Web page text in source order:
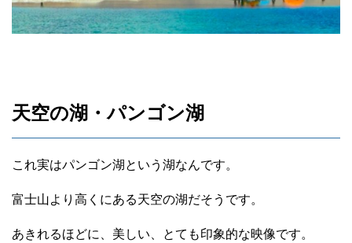
天空の湖・パンゴン湖
これ実はパンゴン湖という湖なんです。
富士山より高くにある天空の湖だそうです。
あきれるほどに、美しい、とても印象的な映像です。